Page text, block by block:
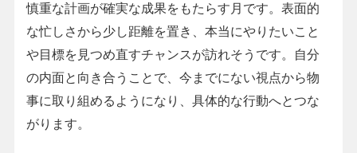
慎重な計画が確実な成果をもたらす月です。表面的
な忙しさから少し距離を置き、本当にやりたいこと
や目標を見つめ直すチャンスが訪れそうです。自分
の内面と向き合うことで、今までにない視点から物
事に取り組めるようになり、具体的な行動へとつな
がります。